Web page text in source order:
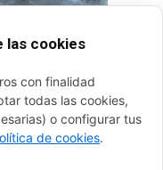
las cookies
con finalidad
todas las cookies,
o configurar tus
de cookies.